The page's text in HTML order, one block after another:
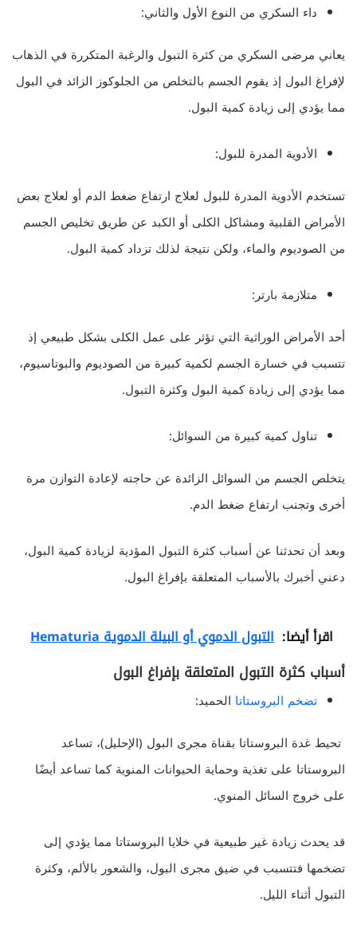
داء السكري من النوع الأول والثاني:
يعاني مرضى السكري من كثرة التبول والرغبة المتكررة في الذهاب
لإفراغ البول إذ يقوم الجسم بالتخلص من الجلوكوز الزائد في البول
مما يؤدي إلى زيادة كمية البول.
الأدوية المدرة للبول:
تستخدم الأدوية المدرة للبول لعلاج ارتفاع ضغط الدم أو لعلاج بعض
الأمراض القلبية ومشاكل الكلى أو الكبد عن طريق تخليص الجسم
من الصوديوم والماء، ولكن نتيجة لذلك تزداد كمية البول.
متلازمة بارتر:
أحد الأمراض الوراثية التي تؤثر على عمل الكلى بشكل طبيعي إذ
تتسبب في خسارة الجسم لكمية كبيرة من الصوديوم والبوتاسيوم،
مما يؤدي إلى زيادة كمية البول وكثرة التبول.
تناول كمية كبيرة من السوائل:
يتخلص الجسم من السوائل الزائدة عن حاجته لإعادة التوازن مرة
أخرى وتجنب ارتفاع ضغط الدم.
وبعد أن تحدثنا عن أسباب كثرة التبول المؤدية لزيادة كمية البول،
دعني أخبرك بالأسباب المتعلقة بإفراغ البول.
اقرأ أيضا: التبول الدموي أو البيلة الدموية Hematuria
أسباب كثرة التبول المتعلقة بإفراغ البول
تضخم البروستاتا الحميد:
تحيط غدة البروستاتا بقناة مجرى البول (الإحليل)، تساعد
البروستاتا على تغذية وحماية الحيوانات المنوية كما تساعد أيضًا
على خروج السائل المنوي.
قد يحدث زيادة غير طبيعية في خلايا البروستاتا مما يؤدي إلى
تضخمها فتتسبب في ضيق مجرى البول، والشعور بالألم، وكثرة
التبول أثناء الليل.